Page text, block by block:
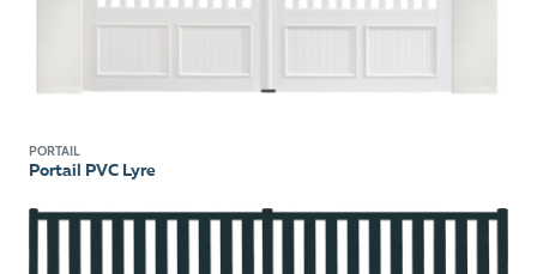
PORTAIL
Portail PVC Lyre